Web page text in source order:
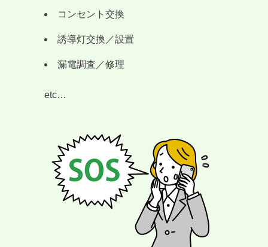
コンセント交換
誘導灯交換／設置
漏電調査／修理
etc…